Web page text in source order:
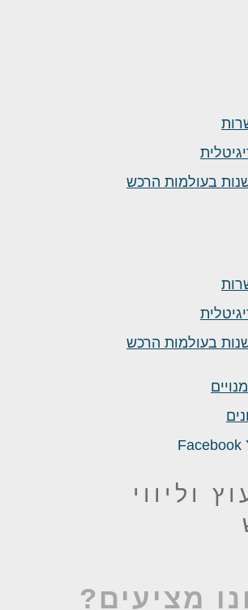
בעולמות הרכש
בעולמות הרכש
וליווי
מציעים?